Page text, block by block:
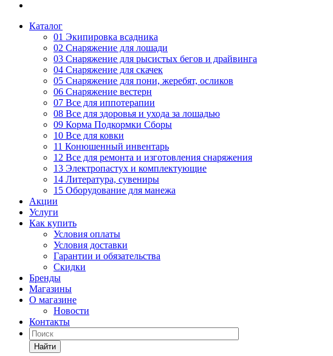
Каталог
01 Экипировка всадника
02 Снаряжение для лошади
03 Снаряжение для рысистых бегов и драйвинга
04 Снаряжение для скачек
05 Снаряжение для пони, жеребят, осликов
06 Снаряжение вестерн
07 Все для иппотерапии
08 Все для здоровья и ухода за лошадью
09 Корма Подкормки Сборы
10 Все для ковки
11 Конюшенный инвентарь
12 Все для ремонта и изготовления снаряжения
13 Электропастух и комплектующие
14 Литература, сувениры
15 Оборудование для манежа
Акции
Услуги
Как купить
Условия оплаты
Условия доставки
Гарантии и обязательства
Скидки
Бренды
Магазины
О магазине
Новости
Контакты
Найти